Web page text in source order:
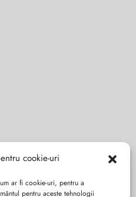
cookie-uri
ar fi cookie-uri, pentru a
pentru aceste tehnologii